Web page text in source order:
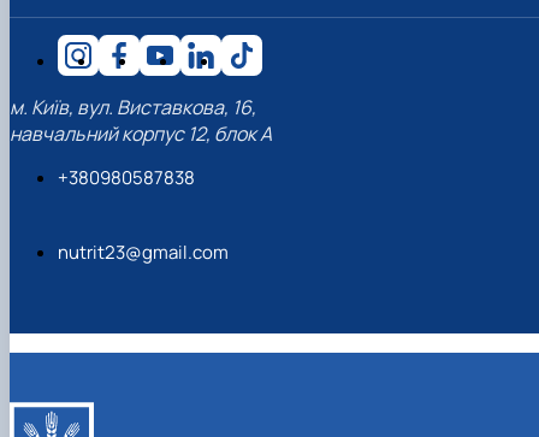
м. Київ, вул. Виставкова, 16,
навчальний корпус 12, блок А
+380980587838
nutrit23@gmail.com